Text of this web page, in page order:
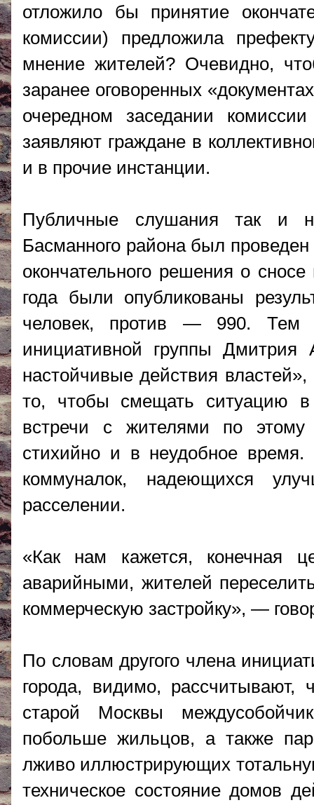
отложило бы принятие
комиссии) предложила
мнение жителей? Очевидно,
заранее оговоренных
очередном заседании
заявляют граждане в
и в прочие инстанции.
Публичные слушания так и
Басманного района был
окончательного решения о
года были опубликованы
человек, против — 990. Тем
инициативной группы Дмитрия
настойчивые действия
то, чтобы смещать ситуацию в
встречи с жителями по этому
стихийно и в неудобное
коммуналок, надеющихся
расселении.
«Как нам кажется, конечная
аварийными, жителей
коммерческую застройку», —
По словам другого члена
города, видимо, рассчитывают,
старой Москвы
побольше жильцов, а также
лживо иллюстрирующих
техническое состояние домов